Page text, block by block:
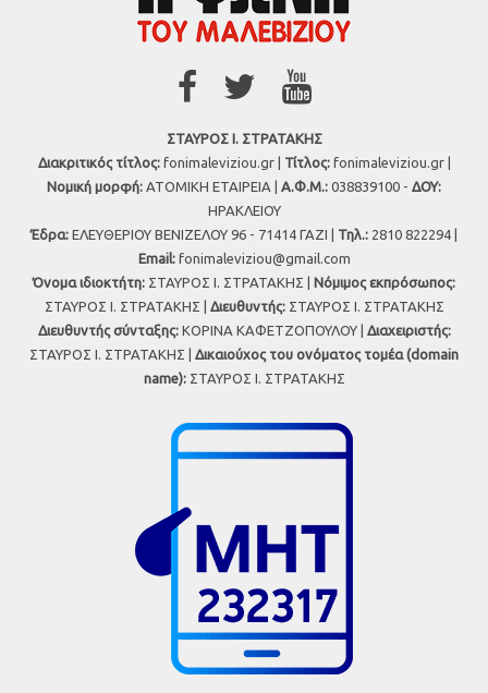
ΣΤΑΥΡΟΣ Ι. ΣΤΡΑΤΑΚΗΣ
Διακριτικός τίτλος:fonimaleviziou.gr | Τίτλος:fonimaleviziou.gr |
Νομική μορφή: ΑΤΟΜΙΚΗ ΕΤΑΙΡΕΙΑ | Α.Φ.Μ.: 038839100 - ΔΟΥ:
ΗΡΑΚΛΕΙΟΥ
Έδρα: ΕΛΕΥΘΕΡΙΟΥ ΒΕΝΙΖΕΛΟΥ 96 - 71414 ΓΑΖΙ | Τηλ.: 2810 822294 |
Εmail: fonimaleviziou@gmail.com
Όνομα ιδιοκτήτη: ΣΤΑΥΡΟΣ Ι. ΣΤΡΑΤΑΚΗΣ | Νόμιμος εκπρόσωπος:
ΣΤΑΥΡΟΣ Ι. ΣΤΡΑΤΑΚΗΣ | Διευθυντής:ΣΤΑΥΡΟΣ Ι. ΣΤΡΑΤΑΚΗΣ
Διευθυντής σύνταξης:ΚΟΡΙΝΑ ΚΑΦΕΤΖΟΠΟΥΛΟΥ | Διαχειριστής:
ΣΤΑΥΡΟΣ Ι. ΣΤΡΑΤΑΚΗΣ | Δικαιούχος του ονόματος τομέα (domain
name):ΣΤΑΥΡΟΣ Ι. ΣΤΡΑΤΑΚΗΣ